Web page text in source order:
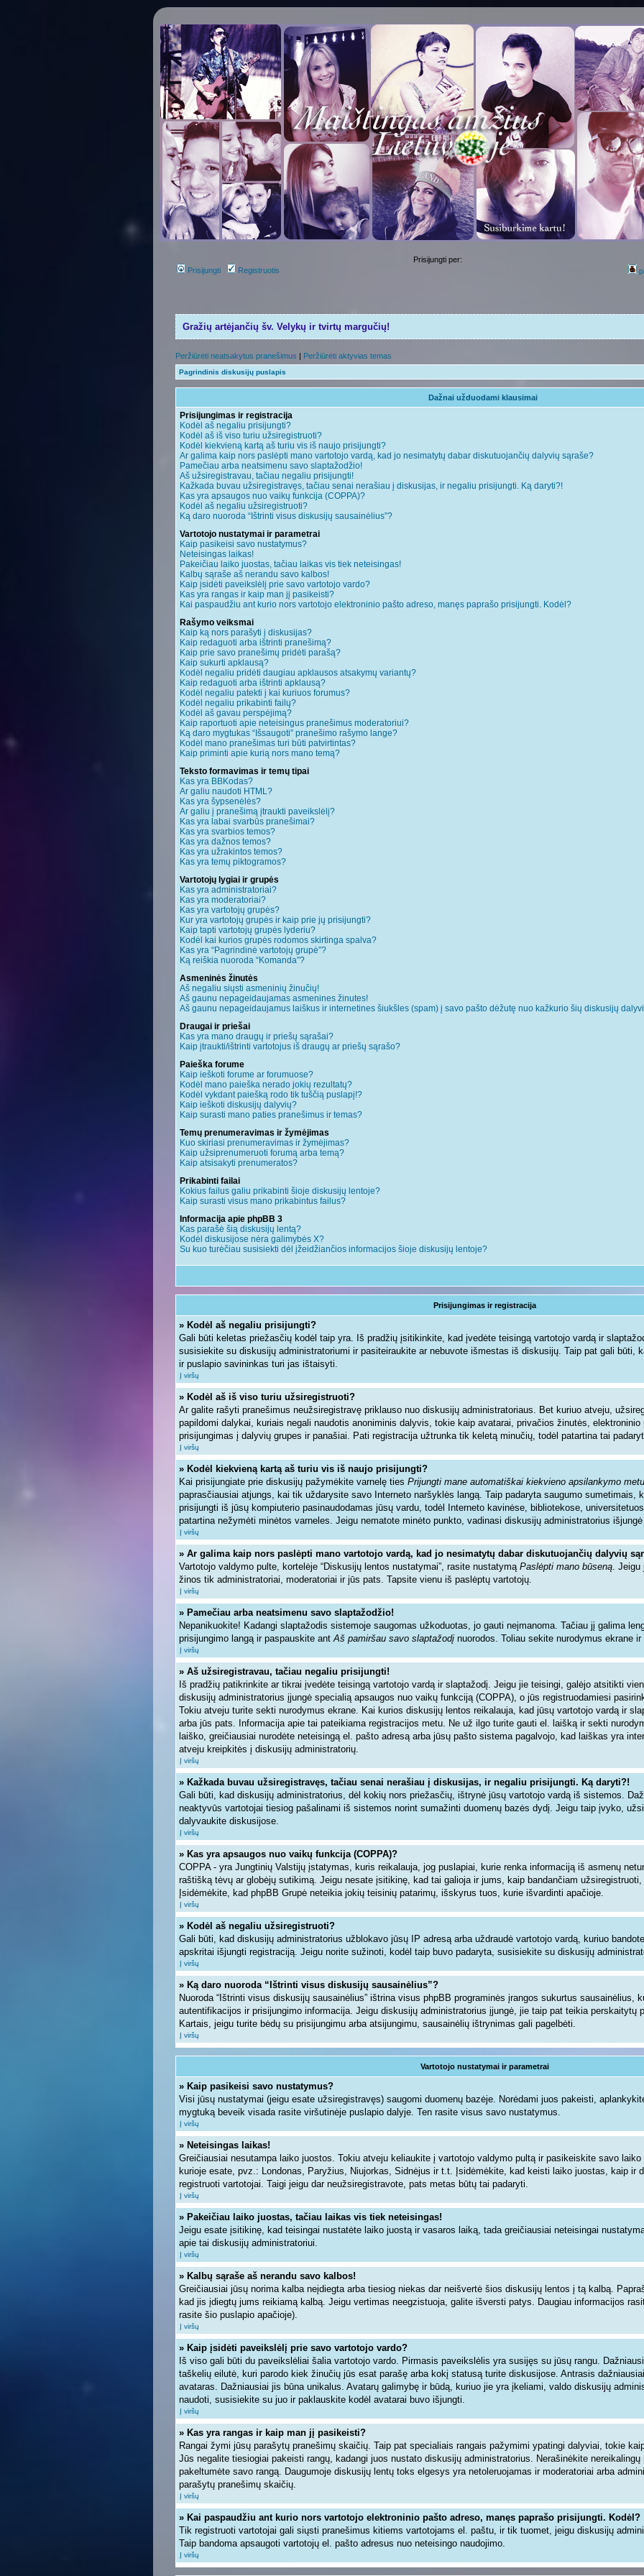
Prisijungti Registruotis
Prisijungti per:
Gražių artėjančių šv. Velykų ir tvirtų margučių!
Peržiūrėti neatsakytus pranešimus | Peržiūrėti aktyvias temas
Pagrindinis diskusijų puslapis
Dažnai užduodami klausimai
Prisijungimas ir registracija
Kodėl aš negaliu prisijungti?
Kodėl aš iš viso turiu užsiregistruoti?
Kodėl kiekvieną kartą aš turiu vis iš naujo prisijungti?
Ar galima kaip nors paslėpti mano vartotojo vardą, kad jo nesimatytų dabar diskutuojančių dalyvių sąraše?
Pamečiau arba neatsimenu savo slaptažodžio!
Aš užsiregistravau, tačiau negaliu prisijungti!
Kažkada buvau užsiregistravęs, tačiau senai nerašiau į diskusijas, ir negaliu prisijungti. Ką daryti?!
Kas yra apsaugos nuo vaikų funkcija (COPPA)?
Kodėl aš negaliu užsiregistruoti?
Ką daro nuoroda “Ištrinti visus diskusijų sausainėlius”?
Vartotojo nustatymai ir parametrai
Kaip pasikeisi savo nustatymus?
Neteisingas laikas!
Pakeičiau laiko juostas, tačiau laikas vis tiek neteisingas!
Kalbų sąraše aš nerandu savo kalbos!
Kaip įsidėti paveikslėlį prie savo vartotojo vardo?
Kas yra rangas ir kaip man jį pasikeisti?
Kai paspaudžiu ant kurio nors vartotojo elektroninio pašto adreso, manęs paprašo prisijungti. Kodėl?
Rašymo veiksmai
Kaip ką nors parašyti į diskusijas?
Kaip redaguoti arba ištrinti pranešimą?
Kaip prie savo pranešimų pridėti parašą?
Kaip sukurti apklausą?
Kodėl negaliu pridėti daugiau apklausos atsakymų variantų?
Kaip redaguoti arba ištrinti apklausą?
Kodėl negaliu patekti į kai kuriuos forumus?
Kodėl negaliu prikabinti failų?
Kodėl aš gavau perspėjimą?
Kaip raportuoti apie neteisingus pranešimus moderatoriui?
Ką daro mygtukas “Išsaugoti” pranešimo rašymo lange?
Kodėl mano pranešimas turi būti patvirtintas?
Kaip priminti apie kurią nors mano temą?
Teksto formavimas ir temų tipai
Kas yra BBKodas?
Ar galiu naudoti HTML?
Kas yra šypsenėlės?
Ar galiu į pranešimą įtraukti paveikslėlį?
Kas yra labai svarbūs pranešimai?
Kas yra svarbios temos?
Kas yra dažnos temos?
Kas yra užrakintos temos?
Kas yra temų piktogramos?
Vartotojų lygiai ir grupės
Kas yra administratoriai?
Kas yra moderatoriai?
Kas yra vartotojų grupės?
Kur yra vartotojų grupės ir kaip prie jų prisijungti?
Kaip tapti vartotojų grupės lyderiu?
Kodėl kai kurios grupės rodomos skirtinga spalva?
Kas yra “Pagrindinė vartotojų grupė”?
Ką reiškia nuoroda “Komanda”?
Asmeninės žinutės
Aš negaliu siųsti asmeninių žinučių!
Aš gaunu nepageidaujamas asmenines žinutes!
Aš gaunu nepageidaujamus laiškus ir internetines šiukšles (spam) į savo pašto dėžutę nuo kažkurio šių diskusijų
Draugai ir priešai
Kas yra mano draugų ir priešų sąrašai?
Kaip įtraukti/ištrinti vartotojus iš draugų ar priešų sąrašo?
Paieška forume
Kaip ieškoti forume ar forumuose?
Kodėl mano paieška nerado jokių rezultatų?
Kodėl vykdant paiešką rodo tik tuščią puslapį!?
Kaip ieškoti diskusijų dalyvių?
Kaip surasti mano paties pranešimus ir temas?
Temų prenumeravimas ir žymėjimas
Kuo skiriasi prenumeravimas ir žymėjimas?
Kaip užsiprenumeruoti forumą arba temą?
Kaip atsisakyti prenumeratos?
Prikabinti failai
Kokius failus galiu prikabinti šioje diskusijų lentoje?
Kaip surasti visus mano prikabintus failus?
Informacija apie phpBB 3
Kas parašė šią diskusijų lentą?
Kodėl diskusijose nėra galimybės X?
Su kuo turėčiau susisiekti dėl įžeidžiančios informacijos šioje diskusijų lentoje?
Prisijungimas ir registracija
» Kodėl aš negaliu prisijungti?
Gali būti keletas priežasčių kodėl taip yra. Iš pradžių įsitikinkite, kad įvedėte teisingą vartotojo vardą ir
susisiekite su diskusijų administratoriumi ir pasiteiraukite ar nebuvote išmestas iš diskusijų. Taip pat gali būti,
ir puslapio savininkas turi jas ištaisyti.
Į viršų
» Kodėl aš iš viso turiu užsiregistruoti?
Ar galite rašyti pranešimus neužsiregistravę priklauso nuo diskusijų administratoriaus. Bet kuriuo atveju,
papildomi dalykai, kuriais negali naudotis anoniminis dalyvis, tokie kaip avatarai, privačios žinutės,
prisijungimas į dalyvių grupes ir panašiai. Pati registracija užtrunka tik keletą minučių, todėl patartina tai
Į viršų
» Kodėl kiekvieną kartą aš turiu vis iš naujo prisijungti?
Kai prisijungiate prie diskusijų pažymėkite varnelę ties Prijungti mane automatiškai kiekvieno apsilankymo metu
paprasčiausiai atjungs, kai tik uždarysite savo Interneto naršyklės langą. Taip padaryta saugumo sumetimais,
prisijungti iš jūsų kompiuterio pasinaudodamas jūsų vardu, todėl Interneto kavinėse, bibliotekose,
patartina nežymėti minėtos varneles. Jeigu nematote minėto punkto, vadinasi diskusijų administratorius
Į viršų
» Ar galima kaip nors paslėpti mano vartotojo vardą, kad jo nesimatytų dabar diskutuojančių dalyvių
Vartotojo valdymo pulte, kortelėje “Diskusijų lentos nustatymai”, rasite nustatymą Paslėpti mano būseną. Jeigu
žinos tik administratoriai, moderatoriai ir jūs pats. Tapsite vienu iš paslėptų vartotojų.
Į viršų
» Pamečiau arba neatsimenu savo slaptažodžio!
Nepanikuokite! Kadangi slaptažodis sistemoje saugomas užkoduotas, jo gauti neįmanoma. Tačiau jį galima
prisijungimo langą ir paspauskite antAš pamiršau savo slaptažodį nuorodos. Toliau sekite nurodymus ekrane
Į viršų
» Aš užsiregistravau, tačiau negaliu prisijungti!
Iš pradžių patikrinkite ar tikrai įvedėte teisingą vartotojo vardą ir slaptažodį. Jeigu jie teisingi, galėjo atsitikti
diskusijų administratorius įjungė specialią apsaugos nuo vaikų funkciją (COPPA), o jūs registruodamiesi
Tokiu atveju turite sekti nurodymus ekrane. Kai kurios diskusijų lentos reikalauja, kad jūsų vartotojo vardą ir
arba jūs pats. Informacija apie tai pateikiama registracijos metu. Ne už ilgo turite gauti el. laišką ir sekti
laiško, greičiausiai nurodėte neteisingą el. pašto adresą arba jūsų pašto sistema pagalvojo, kad laiškas yra
atveju kreipkitės į diskusijų administratorių.
Į viršų
» Kažkada buvau užsiregistravęs, tačiau senai nerašiau į diskusijas, ir negaliu prisijungti. Ką daryti?!
Gali būti, kad diskusijų administratorius, dėl kokių nors priežasčių, ištrynė jūsų vartotojo vardą iš sistemos.
neaktyvūs vartotojai tiesiog pašalinami iš sistemos norint sumažinti duomenų bazės dydį. Jeigu taip įvyko,
dalyvaukite diskusijose.
Į viršų
» Kas yra apsaugos nuo vaikų funkcija (COPPA)?
COPPA - yra Jungtinių Valstijų įstatymas, kuris reikalauja, jog puslapiai, kurie renka informaciją iš asmenų
raštišką tėvų ar globėjų sutikimą. Jeigu nesate įsitikinę, kad tai galioja ir jums, kaip bandančiam
Įsidėmėkite, kad phpBB Grupė neteikia jokių teisinių patarimų, išskyrus tuos, kurie išvardinti apačioje.
Į viršų
» Kodėl aš negaliu užsiregistruoti?
Gali būti, kad diskusijų administratorius užblokavo jūsų IP adresą arba uždraudė vartotojo vardą, kuriuo
apskritai išjungti registraciją. Jeigu norite sužinoti, kodėl taip buvo padaryta, susisiekite su diskusijų
Į viršų
» Ką daro nuoroda “Ištrinti visus diskusijų sausainėlius”?
Nuoroda “Ištrinti visus diskusijų sausainėlius” ištrina visus phpBB programinės įrangos sukurtus sausainėlius,
autentifikacijos ir prisijungimo informacija. Jeigu diskusijų administratorius įjungė, jie taip pat teikia perskaitytų
Kartais, jeigu turite bėdų su prisijungimu arba atsijungimu, sausainėlių ištrynimas gali pagelbėti.
Į viršų
Vartotojo nustatymai ir parametrai
» Kaip pasikeisi savo nustatymus?
Visi jūsų nustatymai (jeigu esate užsiregistravęs) saugomi duomenų bazėje. Norėdami juos pakeisti,
mygtuką beveik visada rasite viršutinėje puslapio dalyje. Ten rasite visus savo nustatymus.
Į viršų
» Neteisingas laikas!
Greičiausiai nesutampa laiko juostos. Tokiu atveju keliaukite į vartotojo valdymo pultą ir pasikeiskite savo
kurioje esate, pvz.: Londonas, Paryžius, Niujorkas, Sidnėjus ir t.t. Įsidėmėkite, kad keisti laiko juostas, kaip ir
registruoti vartotojai. Taigi jeigu dar neužsiregistravote, pats metas būtų tai padaryti.
Į viršų
» Pakeičiau laiko juostas, tačiau laikas vis tiek neteisingas!
Jeigu esate įsitikinę, kad teisingai nustatėte laiko juostą ir vasaros laiką, tada greičiausiai neteisingai
apie tai diskusijų administratoriui.
Į viršų
» Kalbų sąraše aš nerandu savo kalbos!
Greičiausiai jūsų norima kalba neįdiegta arba tiesiog niekas dar neišvertė šios diskusijų lentos į tą kalbą.
kad jis įdiegtų jums reikiamą kalbą. Jeigu vertimas neegzistuoja, galite išversti patys. Daugiau informacijos
rasite šio puslapio apačioje).
Į viršų
» Kaip įsidėti paveikslėlį prie savo vartotojo vardo?
Iš viso gali būti du paveikslėliai šalia vartotojo vardo. Pirmasis paveikslėlis yra susijęs su jūsų rangu.
taškelių eilutė, kuri parodo kiek žinučių jūs esat parašę arba kokį statusą turite diskusijose. Antrasis
avataras. Dažniausiai jis būna unikalus. Avatarų galimybę ir būdą, kuriuo jie yra įkeliami, valdo diskusijų
naudoti, susisiekite su juo ir paklauskite kodėl avatarai buvo išjungti.
Į viršų
» Kas yra rangas ir kaip man jį pasikeisti?
Rangai žymi jūsų parašytų pranešimų skaičių. Taip pat specialiais rangais pažymimi ypatingi dalyviai, tokie
Jūs negalite tiesiogiai pakeisti rangų, kadangi juos nustato diskusijų administratorius. Nerašinėkite
pakeltumėte savo rangą. Daugumoje diskusijų lentų toks elgesys yra netoleruojamas ir moderatoriai arba
parašytų pranešimų skaičių.
Į viršų
» Kai paspaudžiu ant kurio nors vartotojo elektroninio pašto adreso, manęs paprašo prisijungti. Kodėl?
Tik registruoti vartotojai gali siųsti pranešimus kitiems vartotojams el. paštu, ir tik tuomet, jeigu diskusijų
Taip bandoma apsaugoti vartotojų el. pašto adresus nuo neteisingo naudojimo.
Į viršų